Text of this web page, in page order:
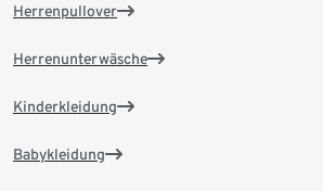
Herrenpullover
Herrenunterwäsche
Kinderkleidung
Babykleidung